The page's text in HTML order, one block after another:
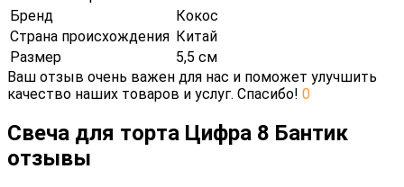
Бренд
Кокос
Страна происхождения Китай
Размер
5,5 см
Ваш отзыв очень важен для нас и поможет улучшить
качество наших товаров и услуг. Спасибо! 0
Свеча для торта Цифра 8 Бантик
отзывы